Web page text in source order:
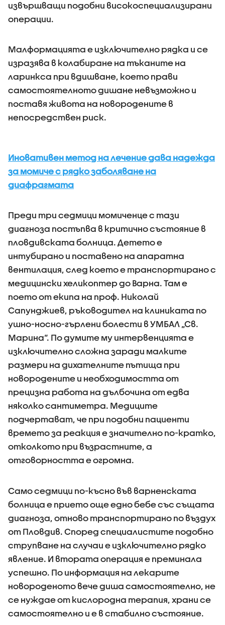
извършващи подобни високоспециализирани
операции.
Малформацията е изключително рядка и се
изразява в колабиране на тъканите на
ларинкса при вдишване, което прави
самостоятелното дишане невъзможно и
поставя живота на новородените в
непосредствен риск.
Иновативен метод на лечение дава надежда
за момиче с рядко заболяване на
диафрагмата
Преди три седмици момиченце с тази
диагноза постъпва в критично състояние в
пловдивската болница. Детето е
интубирано и поставено на апаратна
вентилация, след което е транспортирано с
медицински хеликоптер до Варна. Там е
поето от екипа на проф. Николай
Сапунджиев, ръководител на клиниката по
ушно-носно-гърлени болести в УМБАЛ „Св.
Марина“. По думите му интервенцията е
изключително сложна заради малките
размери на дихателните пътища при
новородените и необходимостта от
прецизна работа на дълбочина от едва
няколко сантиметра. Медиците
подчертават, че при подобни пациенти
времето за реакция е значително по-кратко,
отколкото при възрастните, а
отговорността е огромна.
Само седмици по-късно във варненската
болница е прието още едно бебе със същата
диагноза, отново транспортирано по въздух
от Пловдив. Според специалистите подобно
струпване на случаи е изключително рядко
явление. И втората операция е преминала
успешно. По информация на лекарите
новороденото вече диша самостоятелно, не
се нуждае от кислородна терапия, храни се
самостоятелно и е в стабилно състояние.